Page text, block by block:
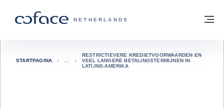
COFACE, FOR TRADE - GROEP
NETHERLANDS
Terug naar startpagina
STARTPAGINA
RESTRICTIEVERE KREDIETVOORWAARDEN EN
VEEL LANGERE BETALINGSTERMIJNEN IN
LATIJNS-AMERIKA